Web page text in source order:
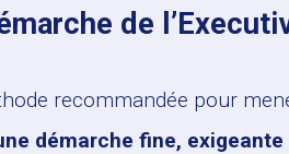
de
recommandée pour
démarche fine,